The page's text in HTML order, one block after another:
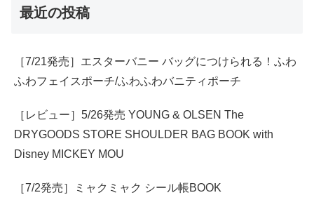
最近の投稿
［7/21発売］エスターバニー バッグにつけられる！ふわ
ふわフェイスポーチ/ふわふわバニティポーチ
［レビュー］5/26発売 YOUNG & OLSEN The
DRYGOODS STORE SHOULDER BAG BOOK with
Disney MICKEY MOU
［7/2発売］ミャクミャク シール帳BOOK